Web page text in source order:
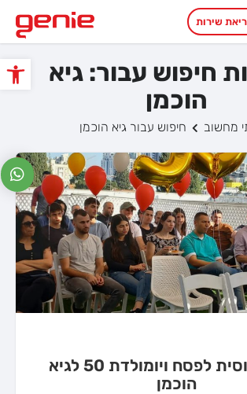
פתח
שירות
חיפוש עבור: גיא
הוכמן
מחשוב חיפוש עבור גיא הוכמן
הרמת כוסית לפסח ויומולדת 50 לגיא
הוכמן